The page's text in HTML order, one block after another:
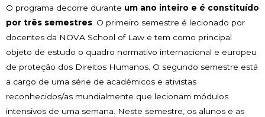
O programa decorre durante um ano inteiro e é constituído
por três semestres. O primeiro semestre é lecionado por
docentes da NOVA School of Law e tem como principal
objeto de estudo o quadro normativo internacional e europeu
de proteção dos Direitos Humanos. O segundo semestre está
a cargo de uma série de académicos e ativistas
reconhecidos/as mundialmente que lecionam módulos
intensivos de uma semana. Neste semestre, os alunos e as